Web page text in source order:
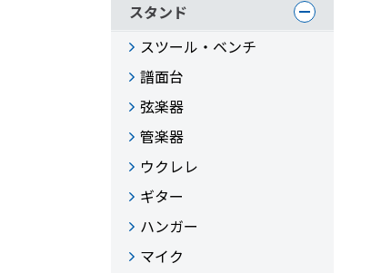
スタンド
スツール・ベンチ
譜面台
弦楽器
管楽器
ウクレレ
ギター
ハンガー
マイク